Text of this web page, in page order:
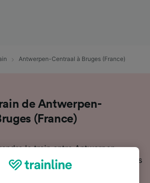
Antwerpen-Centraal à Bruges (France)
de Antwerpen-
(France)
le train entre Antwerpen-
(France) ? Vous trouverez ici toutes